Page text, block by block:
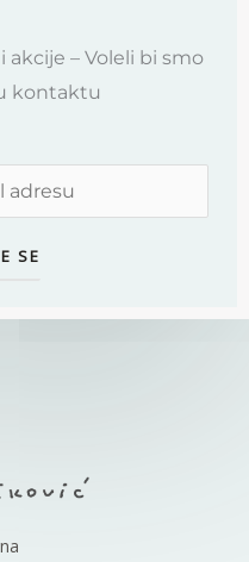
akcije – Voleli bi smo
kontaktu